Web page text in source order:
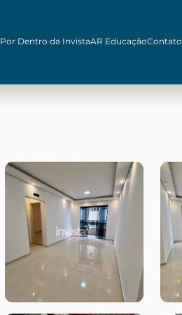
Por Dentro da InvistaAR EducaçãoContato